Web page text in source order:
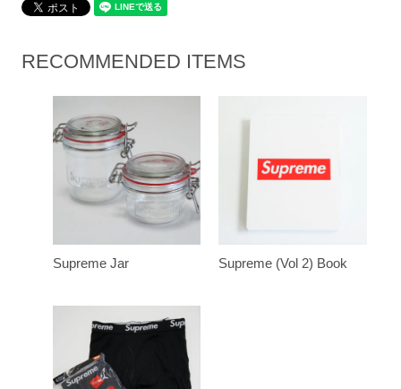
RECOMMENDED ITEMS
Supreme Jar Supreme (Vol 2) Book